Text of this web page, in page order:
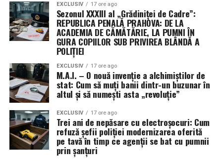
EXCLUSIV 17 ore ago
Sezonul XXXIII al „Grădiniței de Cadre”:
REPUBLICA PENALĂ PRAHOVA: DE LA
ACADEMIA DE CĂMĂTĂRIE, LA PUMNI ÎN
GURA COPIILOR SUB PRIVIREA BLÂNDĂ A
POLIȚIEI
EXCLUSIV 17 ore ago
M.A.I. – O nouă invenție a alchimiștilor de
stat: Cum să muți banii dintr-un buzunar în
altul și să numești asta „revoluție”
EXCLUSIV 17 ore ago
Trei ani de nepăsare cu electroșocuri: Cum
refuză șefii poliției modernizarea oferită
pe tavă în timp ce agenții se bat cu pumnii
prin șanțuri